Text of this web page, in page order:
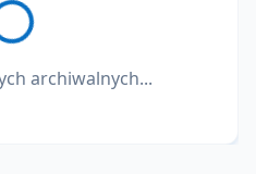
archiwalnych...